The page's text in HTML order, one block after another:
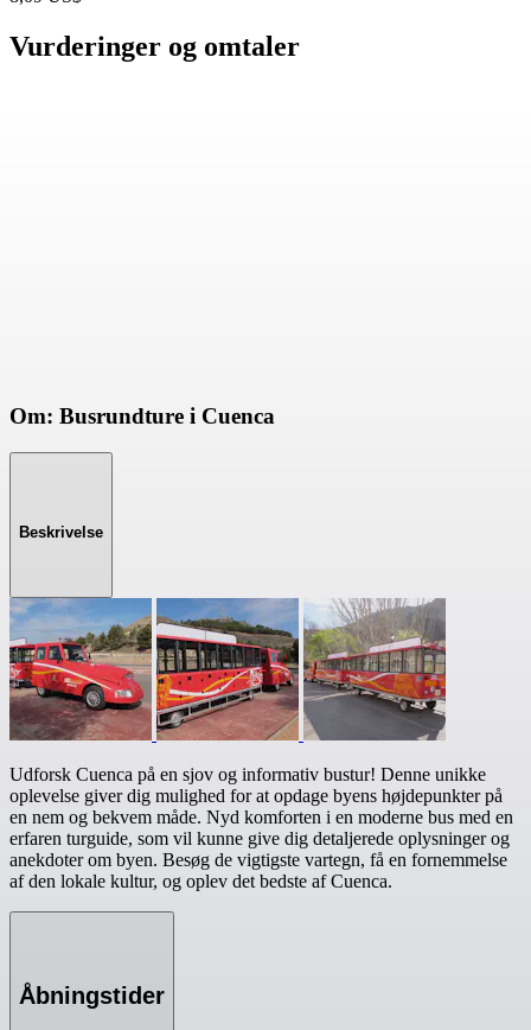
Vurderinger og omtaler
Om: Busrundture i Cuenca
Beskrivelse
Udforsk Cuenca på en sjov og informativ bustur! Denne unikke
oplevelse giver dig mulighed for at opdage byens højdepunkter på
en nem og bekvem måde. Nyd komforten i en moderne bus med en
erfaren turguide, som vil kunne give dig detaljerede oplysninger og
anekdoter om byen. Besøg de vigtigste vartegn, få en fornemmelse
af den lokale kultur, og oplev det bedste af Cuenca.
Åbningstider